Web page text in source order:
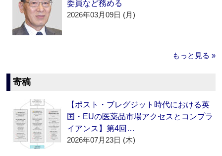
委員など務める
2026年03月09日 (月)
もっと見る »
寄稿
【ポスト・ブレグジット時代における英
国・EUの医薬品市場アクセスとコンプラ
イアンス】第4回…
2026年07月23日 (木)